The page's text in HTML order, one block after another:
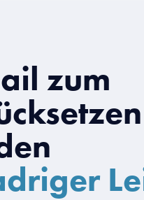
zum